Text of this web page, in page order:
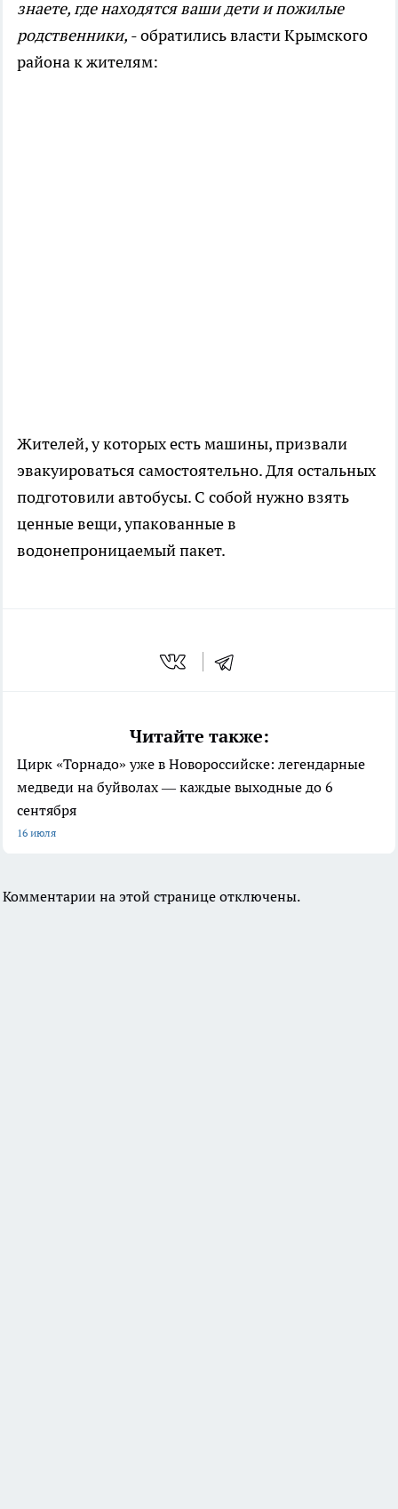
знаете, где находятся ваши дети и пожилые
родственники, - обратились власти Крымского
района к жителям:
Жителей, у которых есть машины, призвали
эвакуироваться самостоятельно. Для остальных
подготовили автобусы. С собой нужно взять
ценные вещи, упакованные в
водонепроницаемый пакет.
Читайте также:
Цирк «Торнадо» уже в Новороссийске: легендарные
медведи на буйволах — каждые выходные до 6
сентября
16 июля
Комментарии на этой странице отключены.